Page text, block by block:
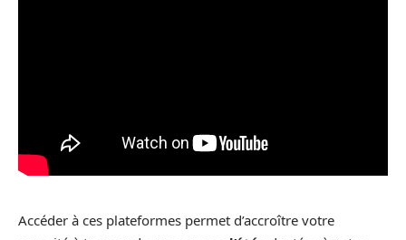
Accéder à ces plateformes permet d’accroître votre